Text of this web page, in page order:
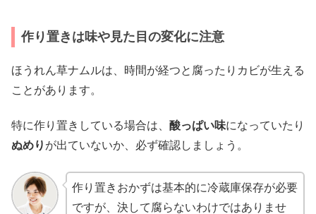
作り置きは味や見た目の変化に注意
ほうれん草ナムルは、時間が経つと腐ったりカビが生える
ことがあります。
特に作り置きしている場合は、 酸っぱい味になっていたり
ぬめり が出ていないか、必ず確認しましょう。
作り置きおかずは基本的に冷蔵庫保存が必要
ですが、決して腐らないわけではありませ